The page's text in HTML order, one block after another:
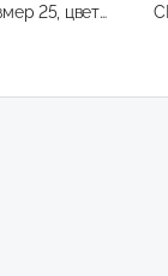
25, цвет